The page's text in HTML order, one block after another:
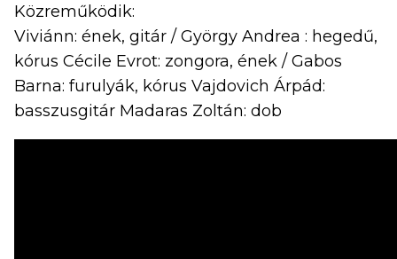
Közreműködik:
Viviánn: ének, gitár / György Andrea : hegedű,
kórus Cécile Evrot: zongora, ének / Gabos
Barna: furulyák, kórus Vajdovich Árpád:
basszusgitár Madaras Zoltán: dob